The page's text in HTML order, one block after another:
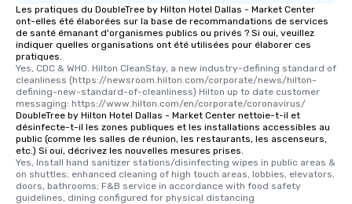
Les pratiques du DoubleTree by Hilton Hotel Dallas - Market Center
ont-elles été élaborées sur la base de recommandations de services
de santé émanant d'organismes publics ou privés ? Si oui, veuillez
indiquer quelles organisations ont été utilisées pour élaborer ces
pratiques.
Yes, CDC & WHO. Hilton CleanStay, a new industry-defining standard of
cleanliness (https://newsroom.hilton.com/corporate/news/hilton-
defining-new-standard-of-cleanliness) Hilton up to date customer
messaging: https://www.hilton.com/en/corporate/coronavirus/
DoubleTree by Hilton Hotel Dallas - Market Center nettoie-t-il et
désinfecte-t-il les zones publiques et les installations accessibles au
public (comme les salles de réunion, les restaurants, les ascenseurs,
etc.) Si oui, décrivez les nouvelles mesures prises.
Yes, Install hand sanitizer stations/disinfecting wipes in public areas &
on shuttles; enhanced cleaning of high touch areas, lobbies, elevators,
doors, bathrooms; F&B service in accordance with food safety
guidelines, dining configured for physical distancing